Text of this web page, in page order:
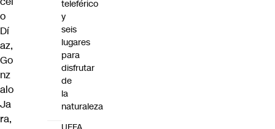
o
Dí
az,
Go
nz
alo
Ja
ra,
teleférico
y
seis
lugares
para
disfrutar
de
la
naturaleza